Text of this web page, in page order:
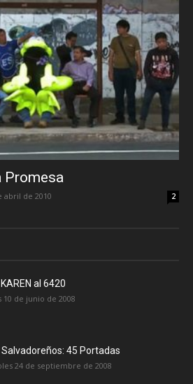
Promesa
abril de 2010 2
al 6420
10 de junio de 2008
Salvadoreños: 45 Portadas
24 de septiembre de 2008